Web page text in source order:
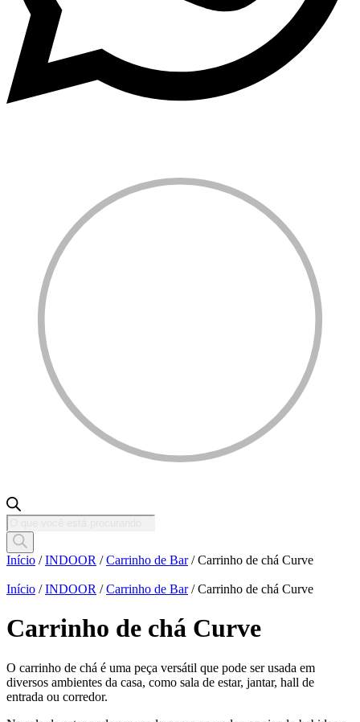
Pesquisar
produtos
Início /INDOOR /Carrinho de Bar/ Carrinho de chá Curve
Início /INDOOR /Carrinho de Bar/ Carrinho de chá Curve
Carrinho de chá Curve
O carrinho de chá é uma peça versátil que pode ser usada em
diversos ambientes da casa, como sala de estar, jantar, hall de
entrada ou corredor.